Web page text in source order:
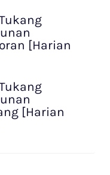
[Harian
[Harian